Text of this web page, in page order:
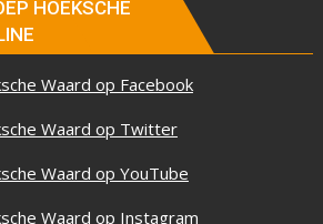
HOEKSCHE
Waard op Facebook
Waard op Twitter
Waard op YouTube
Waard op Instagram